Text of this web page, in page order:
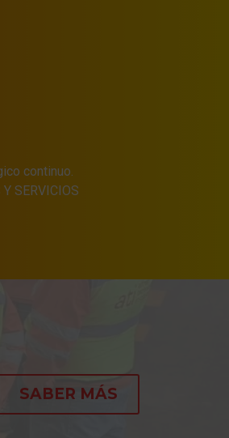
continuo.
SERVICIOS
SABER MÁS